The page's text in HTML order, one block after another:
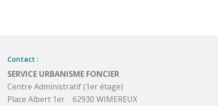
Contact :
SERVICE URBANISME FONCIER
Centre Administratif (1er étage)
Place Albert 1er 62930 WIMEREUX